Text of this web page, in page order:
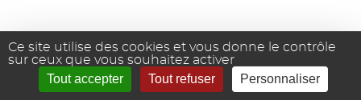
Ce site utilise des cookies et vous donne le contrôle
sur ceux que vous souhaitez activer
Tout accepter Tout refuser Personnaliser